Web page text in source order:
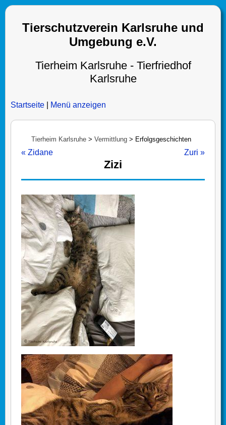
Tierschutzverein Karlsruhe und
Umgebung e.V.
Tierheim Karlsruhe - Tierfriedhof
Karlsruhe
Startseite Menü anzeigen
Tierheim Karlsruhe > Vermittlung > Erfolgsgeschichten
« Zidane Zuri »
Zizi